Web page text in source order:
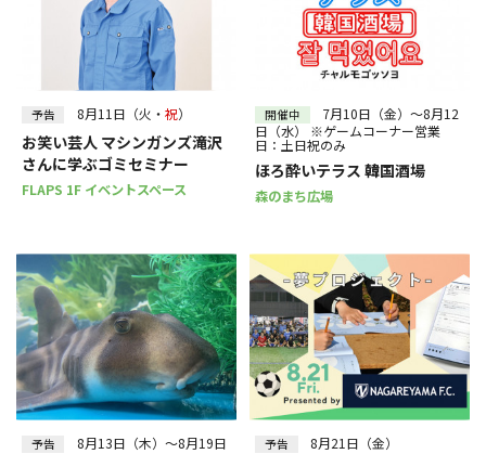
予告 8月11日（火・祝）
お笑い芸人 マシンガンズ滝沢
さんに学ぶゴミセミナー
FLAPS 1F イベントスペース
開催中
7月10日（金）～8月12
日（水） ※ゲームコーナー営業
日：土日祝のみ
ほろ酔いテラス 韓国酒場
森のまち広場
予告
8月13日（木）～8月19日
予告
8月21日（金）